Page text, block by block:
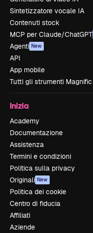
Sintetizzatore vocale IA
Contenuti stock
MCP per Claude/ChatGPT
Agenti New
API
App mobile
Tutti gli strumenti Magnific
Inizia
Academy
Documentazione
Assistenza
Termini e condizioni
Politica sulla privacy
Originali New
Politica dei cookie
Centro di fiducia
Affiliati
Aziende